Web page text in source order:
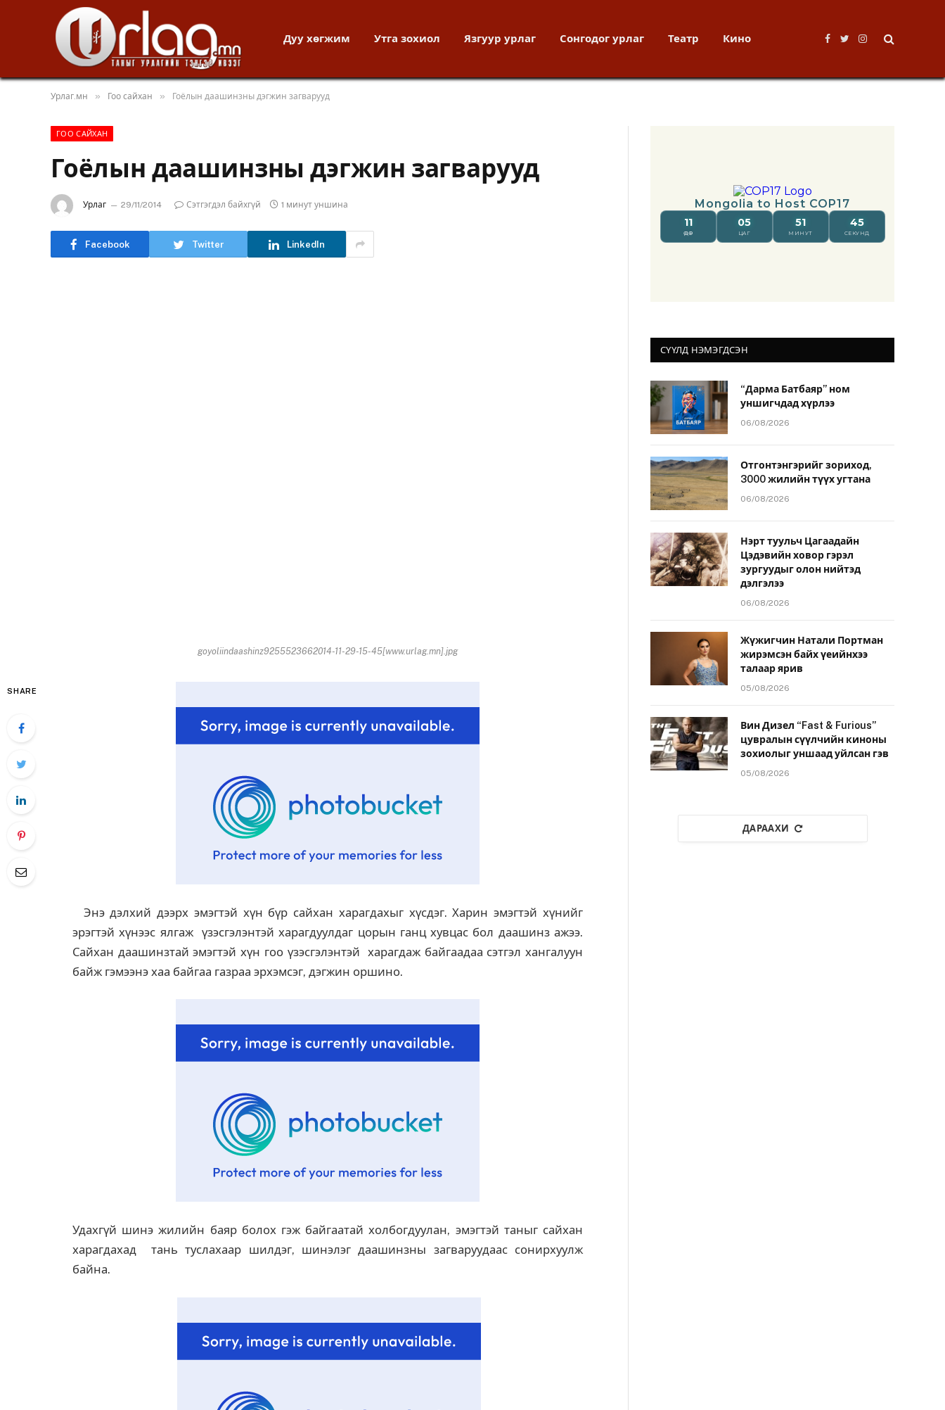
Дуу хөгжим Утга зохиол Язгуур урлаг Сонгодог урлаг Театр Кино
Facebook
TwitterInstagram
Урлаг.мн » Гоо сайхан » Гоёлын даашинзны дэгжин загварууд
ГОО САЙХАН
Гоёлын даашинзны дэгжин загварууд
Урлаг 29/11/2014 Сэтгэгдэл байхгүй 1 минут уншина
Facebook Twitter LinkedIn
goyoliindaashinz9255523662014-11-29-15-45[www.urlag.mn].jpg
SHARE
Энэ дэлхий дээрх эмэгтэй хүн бүр сайхан харагдахыг хүсдэг. Харин эмэгтэй хүнийг
эрэгтэй хүнээс ялгаж үзэсгэлэнтэй харагдуулдаг цорын ганц хувцас бол даашинз ажээ.
Сайхан даашинзтай эмэгтэй хүн гоо үзэсгэлэнтэй харагдаж байгаадаа сэтгэл хангалуун
байж гэмээнэ хаа байгаа газраа эрхэмсэг, дэгжин оршино.
Удахгүй шинэ жилийн баяр болох гэж байгаатай холбогдуулан, эмэгтэй таныг сайхан
харагдахад тань туслахаар шилдэг, шинэлэг даашинзны загваруудаас сонирхуулж
байна.
СҮҮЛД НЭМЭГДСЭН
“Дарма Батбаяр” ном
уншигчдад хүрлээ
06/08/2026
Отгонтэнгэрийг зориход,
3000 жилийн түүх угтана
06/08/2026
Нэрт туульч Цагаадайн
Цэдэвийн ховор гэрэл
зургуудыг олон нийтэд
дэлгэлээ
06/08/2026
Жүжигчин Натали Портман
жирэмсэн байх үеийнхээ
талаар ярив
05/08/2026
Вин Дизел “Fast & Furious”
цувралын сүүлчийн киноны
зохиолыг уншаад уйлсан гэв
05/08/2026
ДАРААХИ